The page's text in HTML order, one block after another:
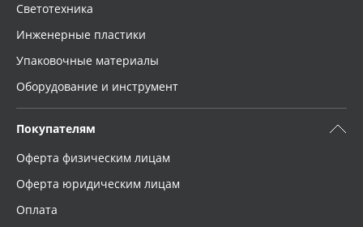
Светотехника
Инженерные пластики
Упаковочные материалы
Оборудование и инструмент
Покупателям
Оферта физическим лицам
Оферта юридическим лицам
Оплата